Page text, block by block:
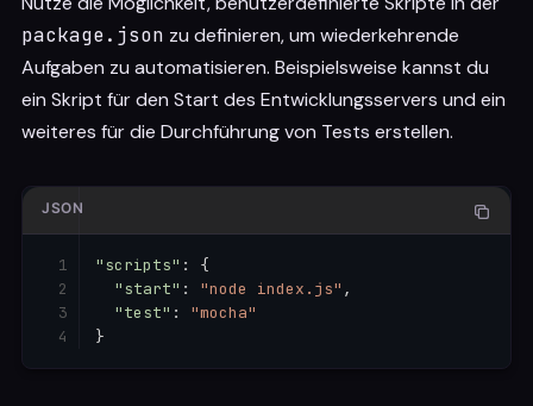
package.json zu definieren, um wiederkehrende
Aufgaben zu automatisieren. Beispielsweise kannst du
ein Skript für den Start des Entwicklungsservers und ein
weiteres für die Durchführung von Tests erstellen.
"scripts" :
{
"start" : "node index.js" ,
"test" :
"mocha"
}
JSON